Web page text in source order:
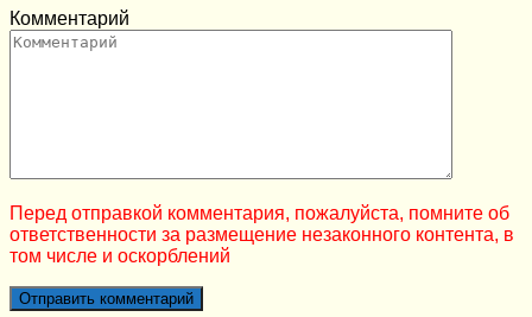
Комментарий
Перед отправкой комментария, пожалуйста, помните об
ответственности за размещение незаконного контента, в
том числе и оскорблений